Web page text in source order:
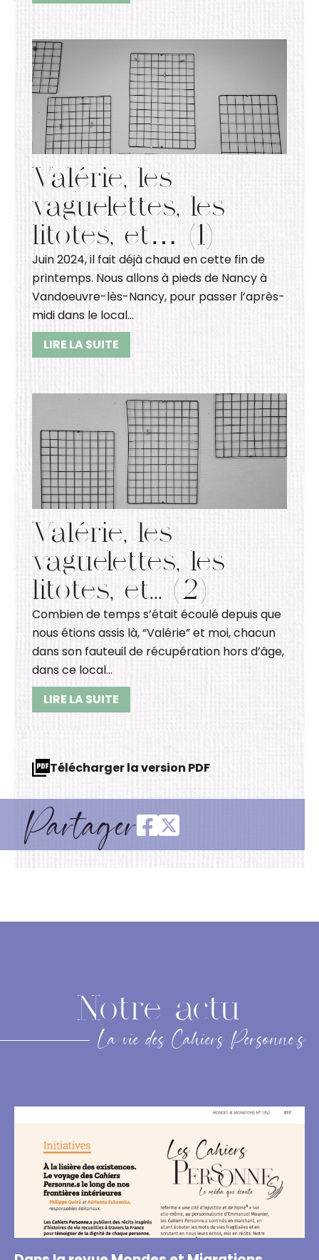
Valérie, les
vaguelettes, les
litotes, et… (1)
Juin 2024, il fait déjà chaud en cette fin de
printemps. Nous allons à pieds de Nancy à
Vandoeuvre-lès-Nancy, pour passer l’après-
midi dans le local…
LIRE LA SUITE
Valérie, les
vaguelettes, les
litotes, et... (2)
Combien de temps s’était écoulé depuis que
nous étions assis là, “Valérie” et moi, chacun
dans son fauteuil de récupération hors d’âge,
dans ce local…
LIRE LA SUITE
Télécharger la version PDF
Partager
Notre actu
La vie des Cahiers Personne.s